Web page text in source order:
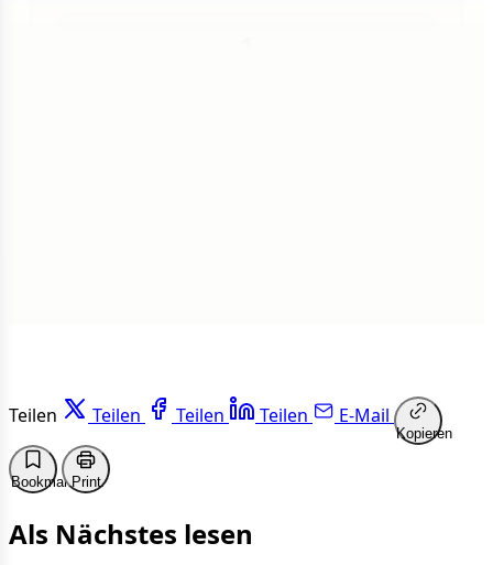
Teilen Teilen Teilen Teilen E-Mail
Kopieren
BookmarkPrint
Als Nächstes lesen